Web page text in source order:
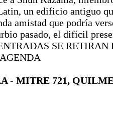
un edificio antiguo
amistad que podría
pasado, el difícil
SE RETIRAN
- MITRE 721,